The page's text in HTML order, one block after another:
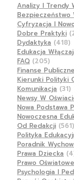
Analizy I Trendy
Bezpieczeństwo
Cyfryzacja I
Dobre Praktyki
Dydaktyka (418)
Edukacja
FAQ (205)
Finanse
Kierunki Polityki
Komunikacja (31)
Newsy W
Nowa Podstawa
Nowoczesna
Od Redakcji (561)
Polityka
Poradnik
Prawa Dziecka
Prawo Oświatowe
Psychologia I